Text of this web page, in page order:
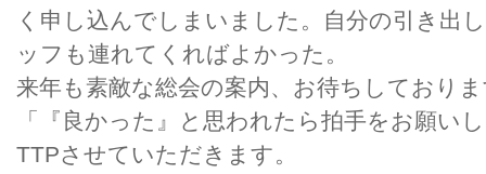
く申し込んでしまいました。自分の引き出
ッフも連れてくればよかった。
来年も素敵な総会の案内、お待ちしており
「『良かった』と思われたら拍手をお願
TTPさせていただきます。